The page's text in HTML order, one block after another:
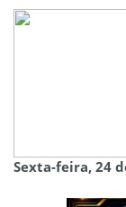
Sexta-feira, 24